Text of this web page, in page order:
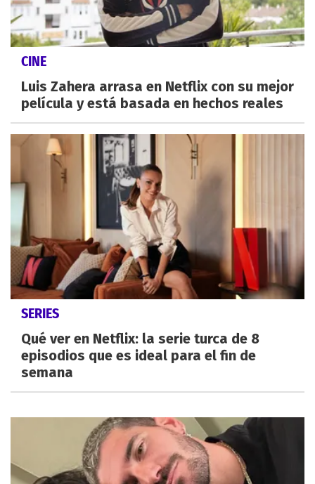
CINE
Luis Zahera arrasa en Netflix con su mejor
película y está basada en hechos reales
SERIES
Qué ver en Netflix: la serie turca de 8
episodios que es ideal para el fin de
semana